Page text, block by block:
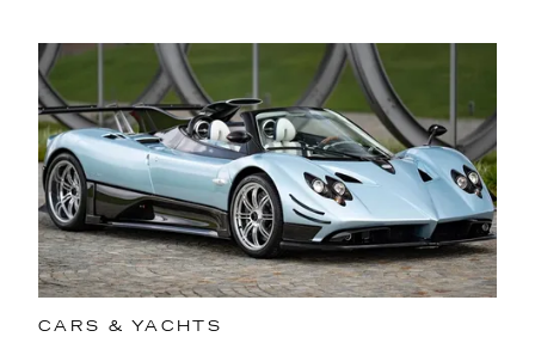
CARS & YACHTS